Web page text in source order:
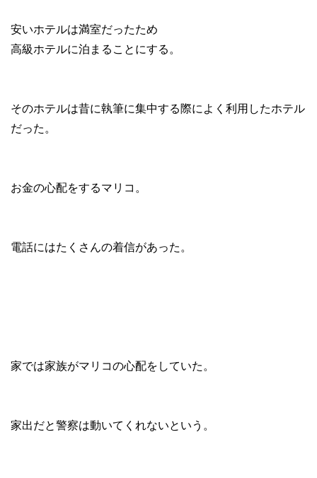
安いホテルは満室だったため
高級ホテルに泊まることにする。
そのホテルは昔に執筆に集中する際によく利用したホテル
だった。
お金の心配をするマリコ。
電話にはたくさんの着信があった。
家では家族がマリコの心配をしていた。
家出だと警察は動いてくれないという。